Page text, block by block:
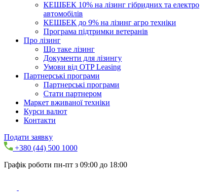
КЕШБЕК 10% на лізинг гібридних та електро
автомобілів
КЕШБЕК до 9% на лізинг агро техніки
Програма підтримки ветеранів
Про лізинг
Що таке лізинг
Документи для лізингу
Умови від OTP Leasing
Партнерські програми
Партнерські програми
Стати партнером
Маркет вживаної техніки
Курси валют
Контакти
Подати заявку
+380 (44) 500 1000
Графік роботи пн-пт з 09:00 до 18:00